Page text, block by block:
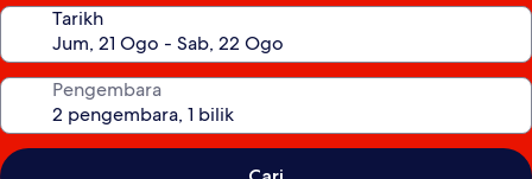
Tarikh
Pengembara